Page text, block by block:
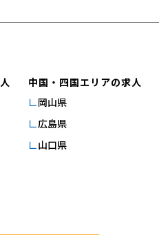
中国・四国エリアの求人
岡山県
広島県
山口県